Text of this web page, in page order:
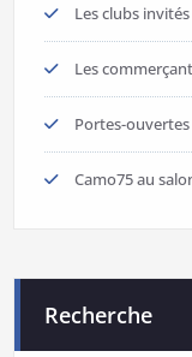
Les clubs
Les
Portes-
Camo75 au
Recherche